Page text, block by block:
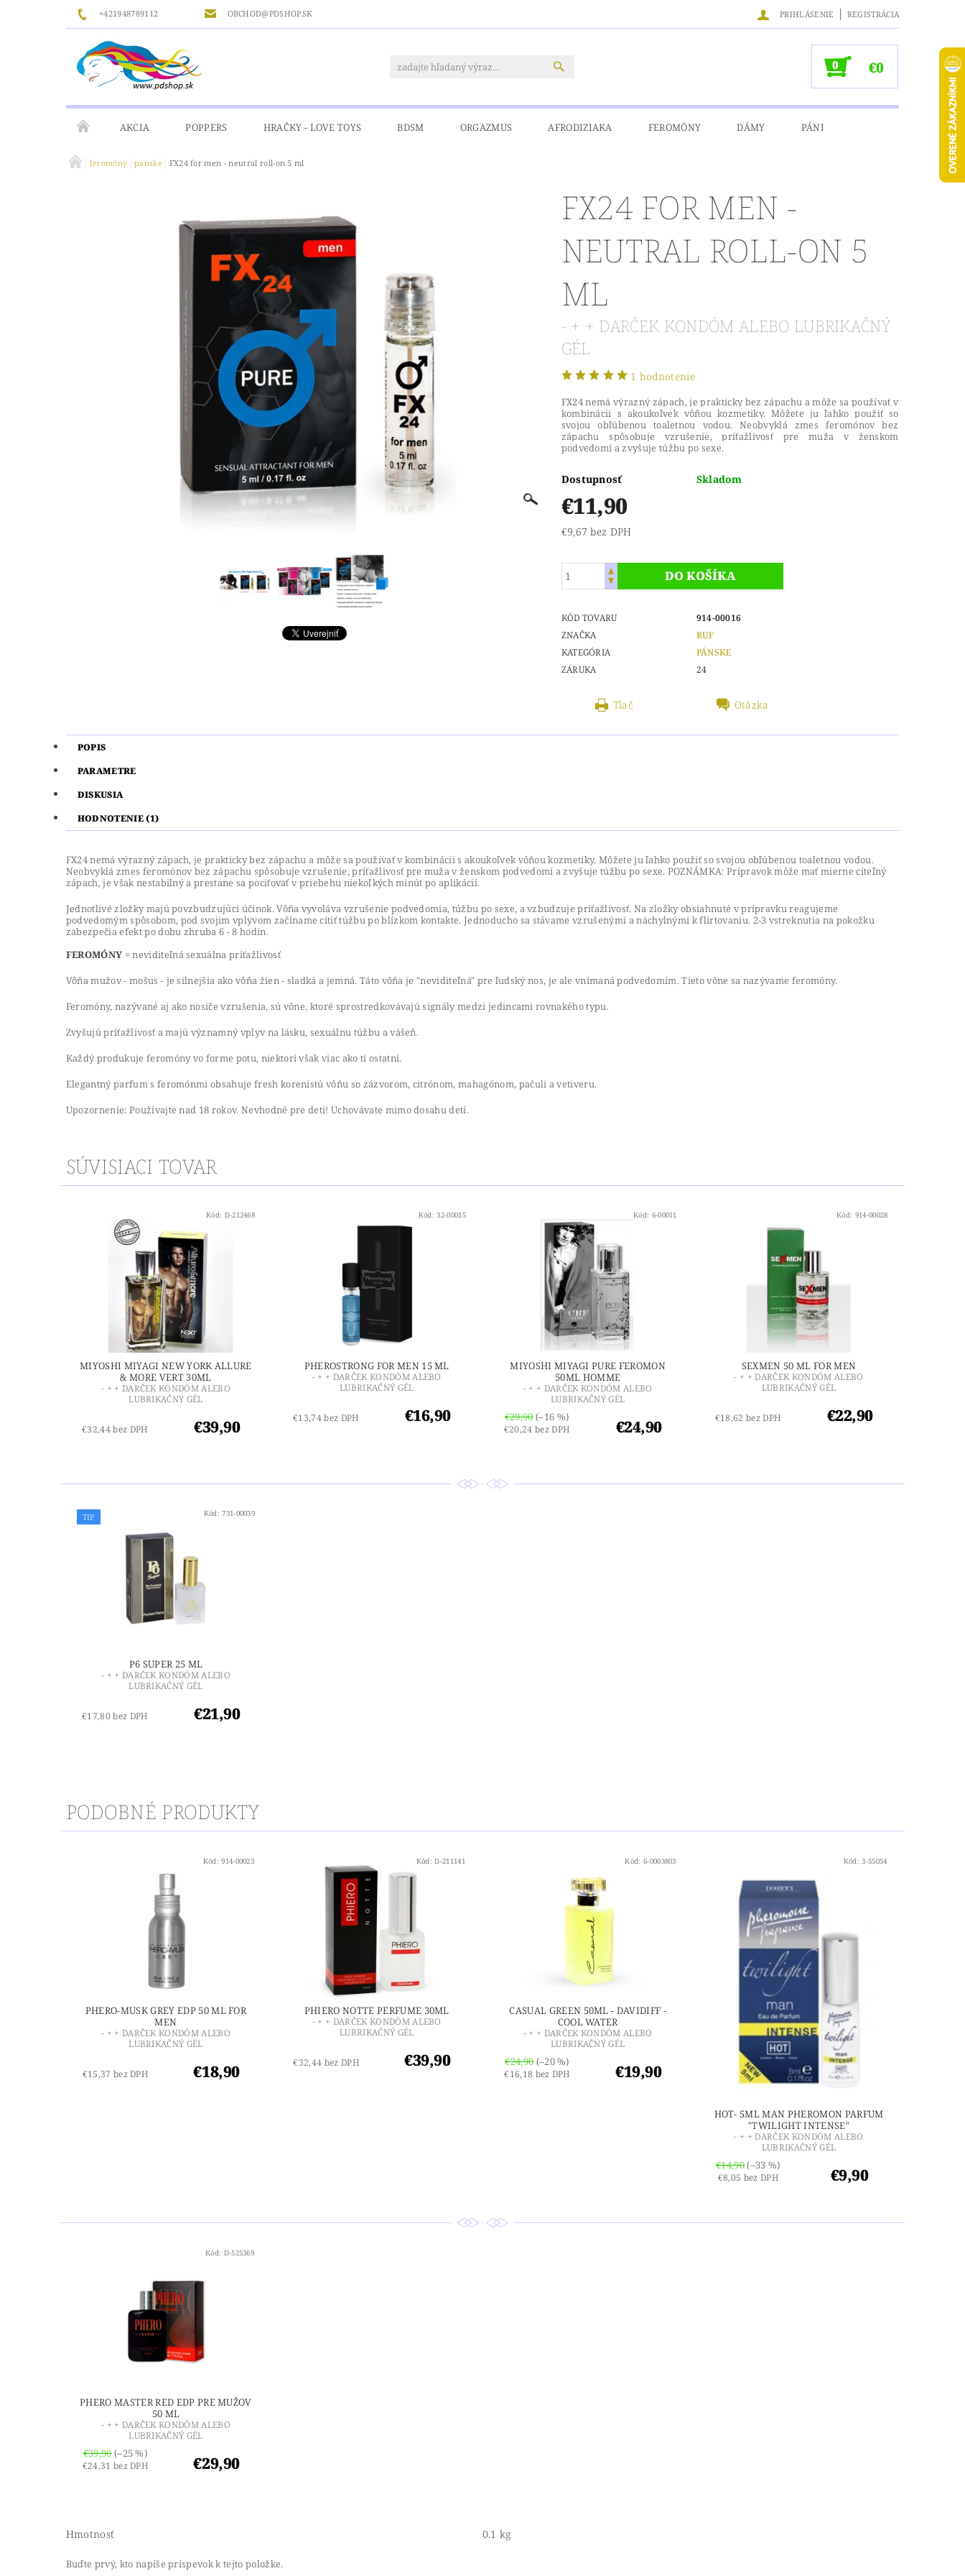
+421948789112 OBCHOD@PDSHOP.SK PRIHLÁSENIE | REGISTRÁCIA
0 €0
AKCIA POPPERS HRAČKY - LOVE TOYS BDSM ORGAZMUS AFRODIZIAKA FEROMÓNY DÁMY PÁNI
GÉLY MASÁŽ ČISTENIE A DEZINFIKÁCIA
feromóny pánske FX24 for men - neutral roll-on 5 ml
FX24 FOR MEN -
NEUTRAL ROLL-ON 5
ML
- + + DARČEK KONDÓM ALEBO LUBRIKAČNÝ
GÉL
1 hodnotenie
FX24 nemá výrazný zápach, je prakticky bez zápachu a môže sa používať v
kombinácii s akoukoľvek vôňou kozmetiky. Môžete ju ľahko použiť so
svojou obľúbenou toaletnou vodou. Neobvyklá zmes feromónov bez
zápachu spôsobuje vzrušenie, príťažlivosť pre muža v ženskom
podvedomí a zvyšuje túžbu po sexe.
Dostupnosť Skladom
€11,90
€9,67 bez DPH
KÓD TOVARU
914-00016
ZNAČKA
RUF
KATEGÓRIA
PÁNSKE
ZÁRUKA
24
Tlač Otázka
POPIS
PARAMETRE
DISKUSIA
HODNOTENIE (1)
FX24 nemá výrazný zápach, je prakticky bez zápachu a môže sa používať v kombinácii s akoukoľvek vôňou kozmetiky. Môžete ju ľahko použiť so svojou obľúbenou toaletnou vodou.
Neobvyklá zmes feromónov bez zápachu spôsobuje vzrušenie, príťažlivosť pre muža v ženskom podvedomí a zvyšuje túžbu po sexe. POZNÁMKA: Prípravok môže mať mierne citeľný
zápach, je však nestabilný a prestane sa pociťovať v priebehu niekoľkých minút po aplikácii.
Jednotlivé zložky majú povzbudzujúci účinok. Vôňa vyvoláva vzrušenie podvedomia, túžbu po sexe, a vzbudzuje príťažlivosť. Na zložky obsiahnuté v prípravku reagujeme
podvedomým spôsobom, pod svojim vplyvom začíname cítiť túžbu po blízkom kontakte. Jednoducho sa stávame vzrušenými a náchylnými k flirtovaniu. 2-3 vstreknutia na pokožku
zabezpečia efekt po dobu zhruba 6 - 8 hodín.
FEROMÓNY = neviditeľná sexuálna príťažlivosť
Vôňa mužov - mošus - je silnejšia ako vôňa žien - sladká a jemná. Táto vôňa je "neviditeľná" pre ľudský nos, je ale vnímaná podvedomím. Tieto vône sa nazývame feromóny.
Feromóny, nazývané aj ako nosiče vzrušenia, sú vône, ktoré sprostredkovávajú signály medzi jedincami rovnakého typu.
Zvyšujú príťažlivosť a majú významný vplyv na lásku, sexuálnu túžbu a vášeň.
Každý produkuje feromóny vo forme potu, niektorí však viac ako tí ostatní.
Elegantný parfum s feromónmi obsahuje fresh korenistú vôňu so zázvorom, citrónom, mahagónom, pačuli a vetiveru.
Upozornenie: Používajte nad 18 rokov. Nevhodné pre deti! Uchovávate mimo dosahu detí.
SÚVISIACI TOVAR
Kód: D-212468
MIYOSHI MIYAGI NEW YORK ALLURE
& MORE VERT 30ML
- + + DARČEK KONDÓM ALEBO
LUBRIKAČNÝ GÉL
€32,44 bez DPH €39,90
Kód:32-00015
PHEROSTRONG FOR MEN 15 ML
- + + DARČEK KONDÓM ALEBO
LUBRIKAČNÝ GÉL
€13,74 bez DPH €16,90
Kód: 6-00011
MIYOSHI MIYAGI PURE FEROMON
50ML HOMME
- + + DARČEK KONDÓM ALEBO
LUBRIKAČNÝ GÉL
€29,90(–16 %)
€20,24 bez DPH €24,90
Kód: 914-00028
SEXMEN 50 ML FOR MEN
- + + DARČEK KONDÓM ALEBO
LUBRIKAČNÝ GÉL
€18,62 bez DPH €22,90
TIP Kód:731-00039
P6 SUPER 25 ML
- + + DARČEK KONDÓM ALEBO
LUBRIKAČNÝ GÉL
€17,80 bez DPH €21,90
PODOBNÉ PRODUKTY
Kód:914-00023
PHERO-MUSK GREY EDP 50 ML FOR
MEN
- + + DARČEK KONDÓM ALEBO
LUBRIKAČNÝ GÉL
€15,37 bez DPH €18,90
Kód:D-211141
PHIERO NOTTE PERFUME 30ML
- + + DARČEK KONDÓM ALEBO
LUBRIKAČNÝ GÉL
€32,44 bez DPH €39,90
Kód: 6-0003803
CASUAL GREEN 50ML - DAVIDIFF -
COOL WATER
- + + DARČEK KONDÓM ALEBO
LUBRIKAČNÝ GÉL
€24,90(–20 %)
€16,18 bez DPH €19,90
Kód:3-55054
HOT- 5ML MAN PHEROMON PARFUM
"TWILIGHT INTENSE"
- + + DARČEK KONDÓM ALEBO
LUBRIKAČNÝ GÉL
€14,90(–33 %)
€8,05 bez DPH €9,90
Kód: D-525369
PHERO MASTER RED EDP PRE MUŽOV
50 ML
- + + DARČEK KONDÓM ALEBO
LUBRIKAČNÝ GÉL
€39,90(–25 %)
€24,31 bez DPH €29,90
Hmotnosť 0.1 kg
Buďte prvý, kto napíše príspevok k tejto položke.